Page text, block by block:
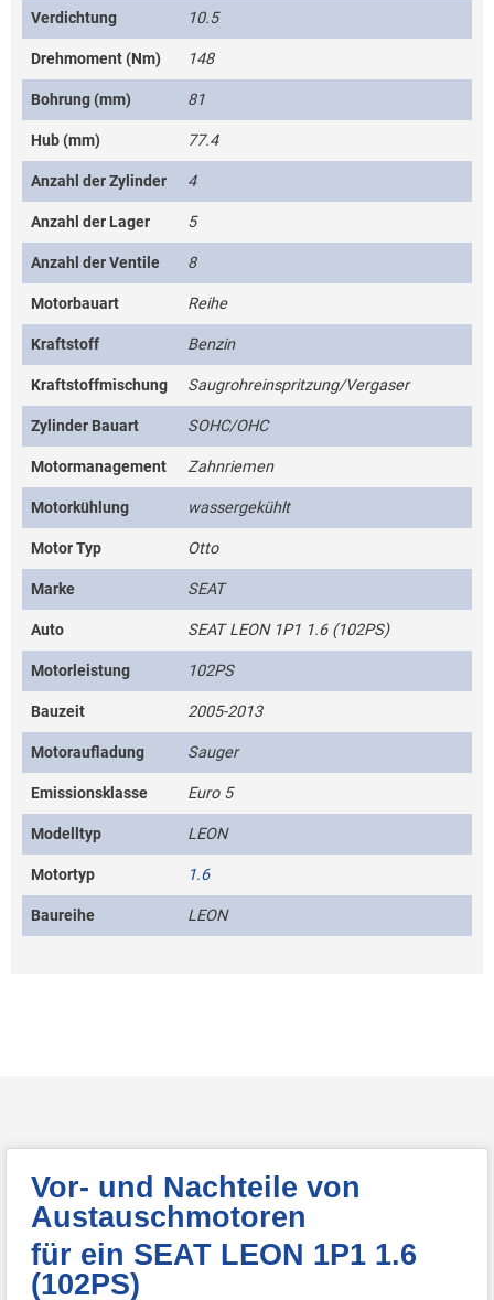
Verdichtung 10.5
Drehmoment (Nm) 148
Bohrung (mm) 81
Hub (mm) 77.4
Anzahl der Zylinder 4
Anzahl der Lager 5
Anzahl der Ventile 8
Motorbauart Reihe
Kraftstoff Benzin
Kraftstoffmischung Saugrohreinspritzung/Vergaser
Zylinder Bauart SOHC/OHC
Motormanagement Zahnriemen
Motorkühlung wassergekühlt
Motor Typ Otto
Marke SEAT
Auto SEAT LEON 1P1 1.6 (102PS)
Motorleistung 102PS
Bauzeit 2005-2013
Motoraufladung Sauger
Emissionsklasse Euro 5
Modelltyp LEON
Motortyp 1.6
Baureihe LEON
Vor- und Nachteile von
Austauschmotoren
für ein SEAT LEON 1P1 1.6
(102PS)